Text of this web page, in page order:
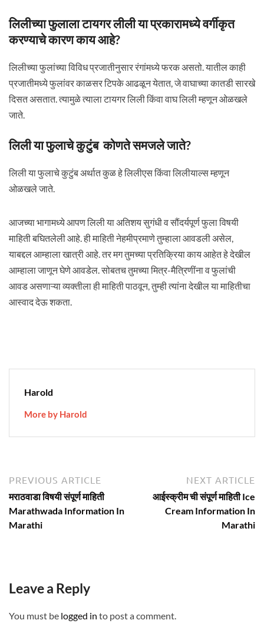
लिलीच्या फुलाला टायगर लीली या प्रकारामध्ये वर्गीकृत
करण्याचे कारण काय आहे?
लिलीच्या फुलांच्या विविध प्रजातीनुसार रंगांमध्ये फरक असतो. यातील काही
प्रजातीमध्ये फुलांवर काळसर टिपके आढळून येतात, जे वाघाच्या कातडी सारखे
दिसत असतात. त्यामुळे त्याला टायगर लिली किंवा वाघ लिली म्हणून ओळखले
जाते.
लिली या फुलाचे कुटुंब कोणते समजले जाते?
लिली या फुलाचे कुटुंब अर्थात कुळ हे लिलीएस किंवा लिलीयाल्स म्हणून
ओळखले जाते.
आजच्या भागामध्ये आपण लिली या अतिशय सुगंधी व सौंदर्यपूर्ण फुला विषयी
माहिती बघितलेली आहे. ही माहिती नेहमीप्रमाणे तुम्हाला आवडली असेल,
याबद्दल आम्हाला खात्री आहे. तर मग तुमच्या प्रतिक्रिया काय आहेत हे देखील
आम्हाला जाणून घेणे आवडेल. सोबतच तुमच्या मित्र-मैत्रिणींना व फुलांची
आवड असणाऱ्या व्यक्तीला ही माहिती पाठवून, तुम्ही त्यांना देखील या माहितीचा
आस्वाद देऊ शकता.
Harold
More by Harold
Post
navigation
PREVIOUS ARTICLE
article:
मराठवाडा विषयी संपूर्ण माहिती
Marathwada Information In
Marathi
NEXT ARTICLE
आईस्क्रीम ची संपूर्ण माहिती Ice
Cream Information In
Marathi
Leave a Reply
You must be logged in to post a comment.